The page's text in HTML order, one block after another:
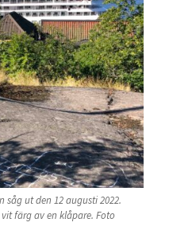
såg ut den 12 augusti 2022.
färg av en klåpare. Foto